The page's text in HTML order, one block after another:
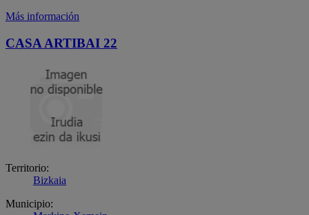
Más información
CASA ARTIBAI 22
Territorio:
Bizkaia
Municipio: